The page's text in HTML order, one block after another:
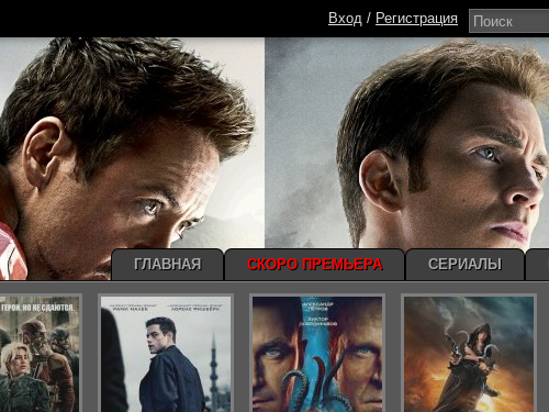
Вход / Регистрация
ГЛАВНАЯ СКОРО ПРЕМЬЕРА СЕРИАЛЫ